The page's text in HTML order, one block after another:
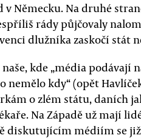
v Německu. Na druhé
rády půjčovaly
dlužníka zaskočí stát
naše, kde „média
nemělo kdy“ (opět
o zlém státu, daních
Na Západě už mají
diskutujícím médiím se